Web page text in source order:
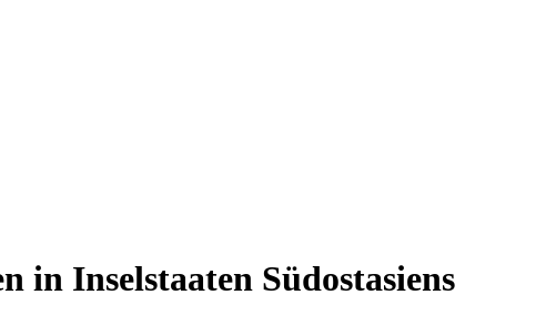
in Inselstaaten Südostasiens